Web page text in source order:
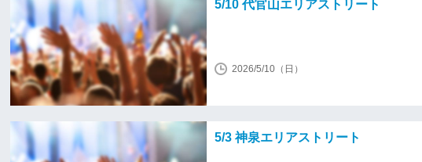
5/10 代官山エリアストリート
2026/5/10（日）
5/3 神泉エリアストリート